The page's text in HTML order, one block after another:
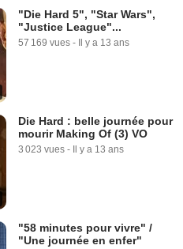
"Die Hard 5", "Star Wars",
"Justice League"...
57 169 vues - Il y a 13 ans
Die Hard : belle journée pour
mourir Making Of (3) VO
3 023 vues - Il y a 13 ans
"58 minutes pour vivre" /
"Une journée en enfer"